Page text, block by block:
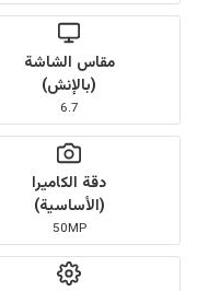
مقاس الشاشة
(بالإنش)
6.7
دقة الكاميرا
(الأساسية)
50MP